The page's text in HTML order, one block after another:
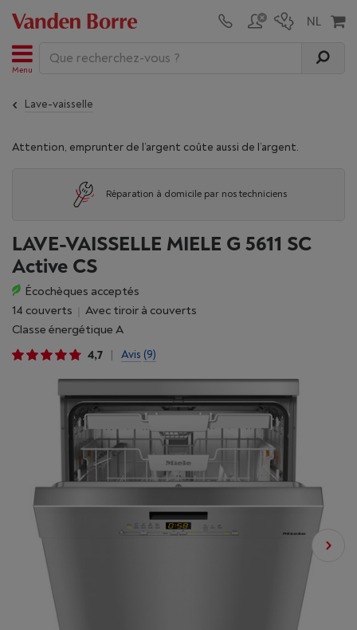
Menu
Lave-vaisselle
Attention, emprunter de l’argent coûte aussi de l’argent.
Réparation à domicile par nos techniciens
LAVE-VAISSELLE MIELE G 5611 SC
Active CS
Écochèques acceptés
14 couverts
Avec tiroir à couverts
Classe énergétique A
4,7
Avis (9)